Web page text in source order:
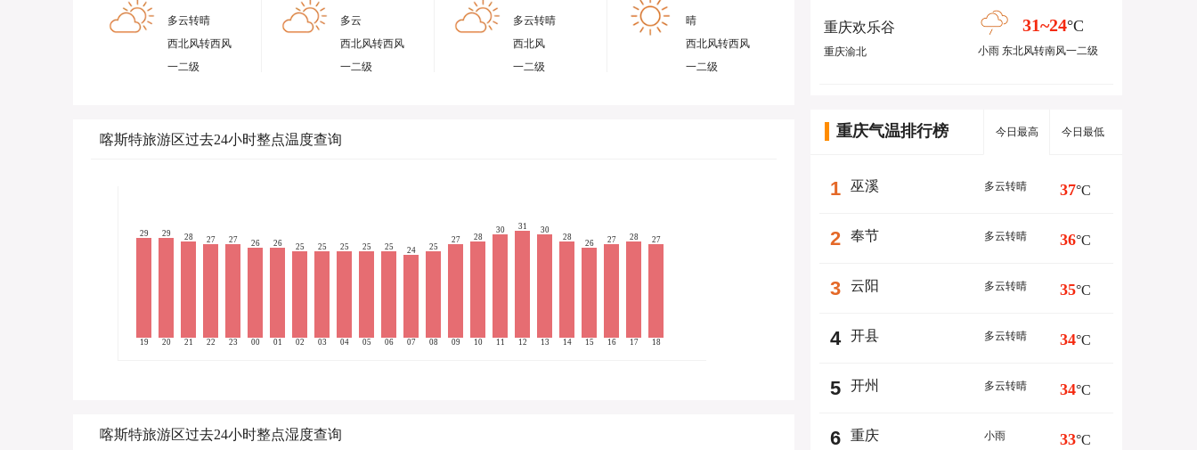
多云转晴
西北风转西风
一二级
多云
西北风转西风
一二级
多云转晴
西北风
一二级
晴
西北风转西风
一二级
喀斯特旅游区过去24小时整点温度查询
29
19
29
20
28
21
27
22
27
23
26
00
26
01
25
02
25
03
25
04
25
05
25
06
24
07
25
08
27
09
28
10
30
11
31
12
30
13
28
14
26
15
27
16
28
17
27
18
喀斯特旅游区过去24小时整点湿度查询
重庆欢乐谷
重庆渝北
31~24°C
小雨 东北风转南风一二级
重庆气温排行榜 今日最高 今日最低
1 巫溪 多云转晴 37°C
2 奉节 多云转晴 36°C
3 云阳 多云转晴 35°C
4 开县 多云转晴 34°C
5 开州 多云转晴 34°C
6 重庆 小雨 33°C